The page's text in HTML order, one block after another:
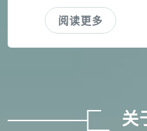
菌作用。 典型的应用：卫生用品
(牙膏，漱口水，口洁剂，口香
等低度酒防腐保鲜； 奶酪生产中
阅读更多
关